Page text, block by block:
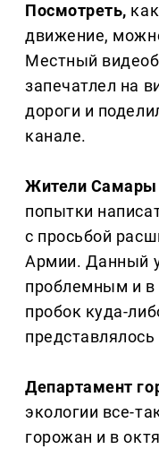
Посмотреть,
движение,
Местный
запечатлел на
дороги и
канале.
Жители Самары
попытки
с просьбой
Армии. Данный
проблемным и в
пробок куда-
Департамент
экологии все-
горожан и в